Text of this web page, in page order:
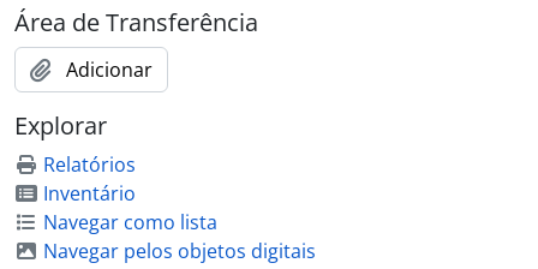
Área de Transferência
Adicionar
Explorar
Relatórios
Inventário
Navegar como lista
Navegar pelos objetos digitais